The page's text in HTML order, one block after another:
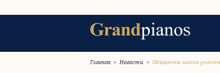
Главная > Новости > Объявлены имена